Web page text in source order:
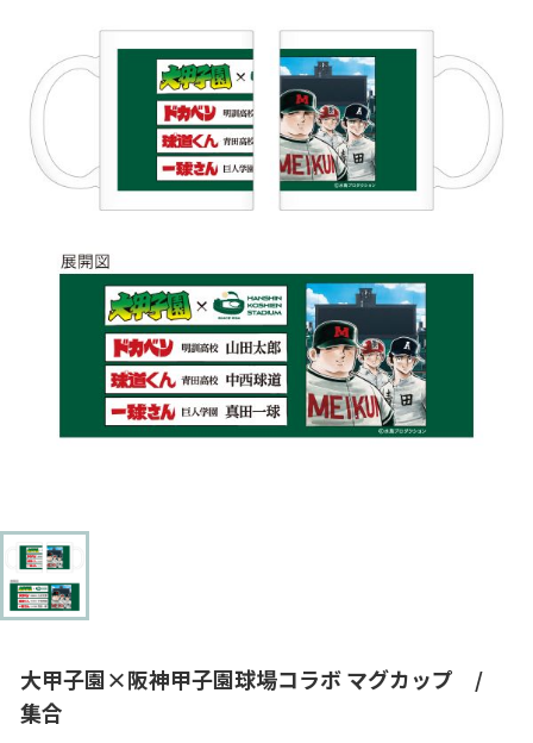
大甲子園×阪神甲子園球場コラボ マグカップ /
集合